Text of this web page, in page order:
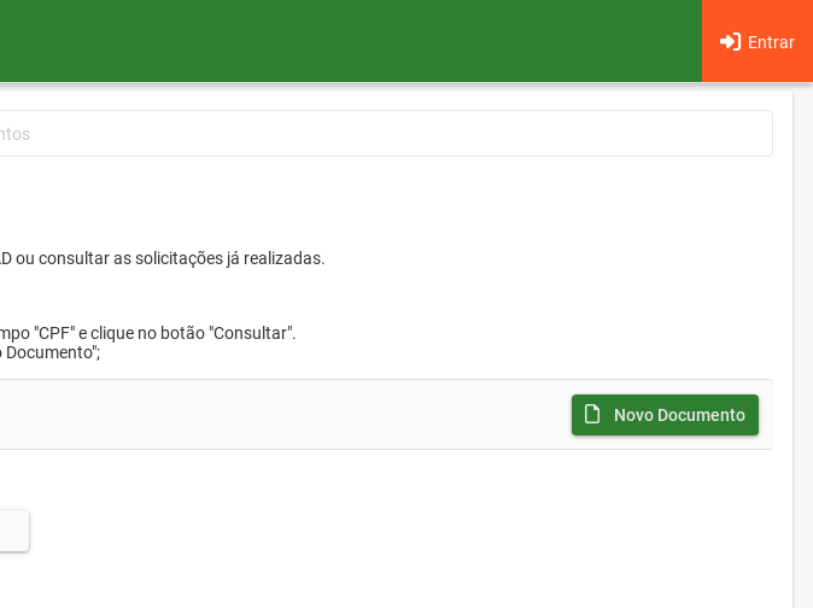
Entrar
ou consultar as solicitações já realizadas.
"CPF" e clique no botão "Consultar".
Novo Documento